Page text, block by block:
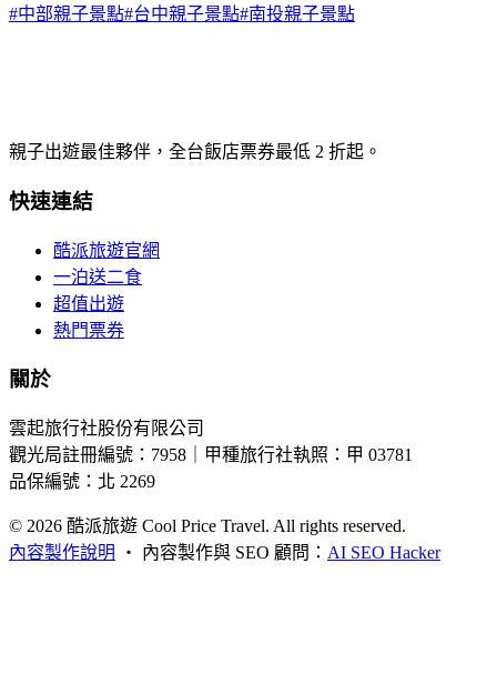
#中部親子景點#台中親子景點#南投親子景點
親子出遊最佳夥伴，全台飯店票券最低 2 折起。
快速連結
酷派旅遊官網
一泊送二食
超值出遊
熱門票券
關於
雲起旅行社股份有限公司
觀光局註冊編號：7958｜甲種旅行社執照：甲 03781
品保編號：北 2269
© 2026 酷派旅遊 Cool Price Travel. All rights reserved.
內容製作說明
・ 內容製作與 SEO 顧問： AI SEO Hacker